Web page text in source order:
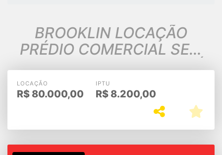
BROOKLIN LOCAÇÃO
PRÉDIO COMERCIAL SEM
MOBILIA 1VG 1300m2 A.Ú
$80.000,00
LOCAÇÃO
R$ 80.000,00
IPTU
R$ 8.200,00